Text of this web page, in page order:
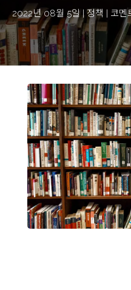
2022년 08월 5일| 정책 | 코멘